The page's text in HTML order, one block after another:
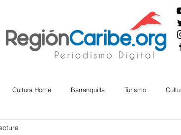
Cultura Home Barranquilla Turismo